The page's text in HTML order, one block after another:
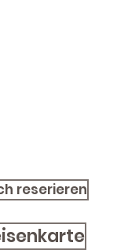
reserieren